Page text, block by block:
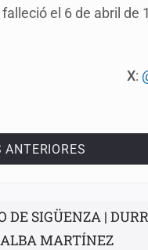
el 6 de abril de
X:
ANTERIORES
DE SIGÜENZA |
MARTÍNEZ